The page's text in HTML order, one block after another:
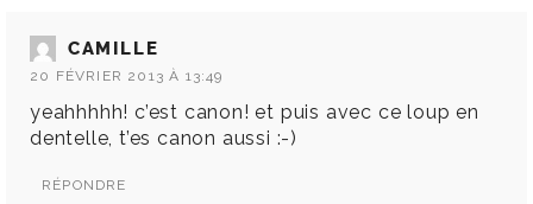
CAMILLE
20 FÉVRIER 2013 À 13:49
yeahhhhh! c’est canon! et puis avec ce loup en
dentelle, t’es canon aussi :-)
RÉPONDRE